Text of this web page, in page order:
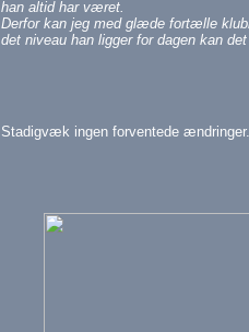
han altid har været.
Derfor kan jeg med glæde fortælle
det niveau han ligger for dagen kan
Stadigvæk ingen forventede